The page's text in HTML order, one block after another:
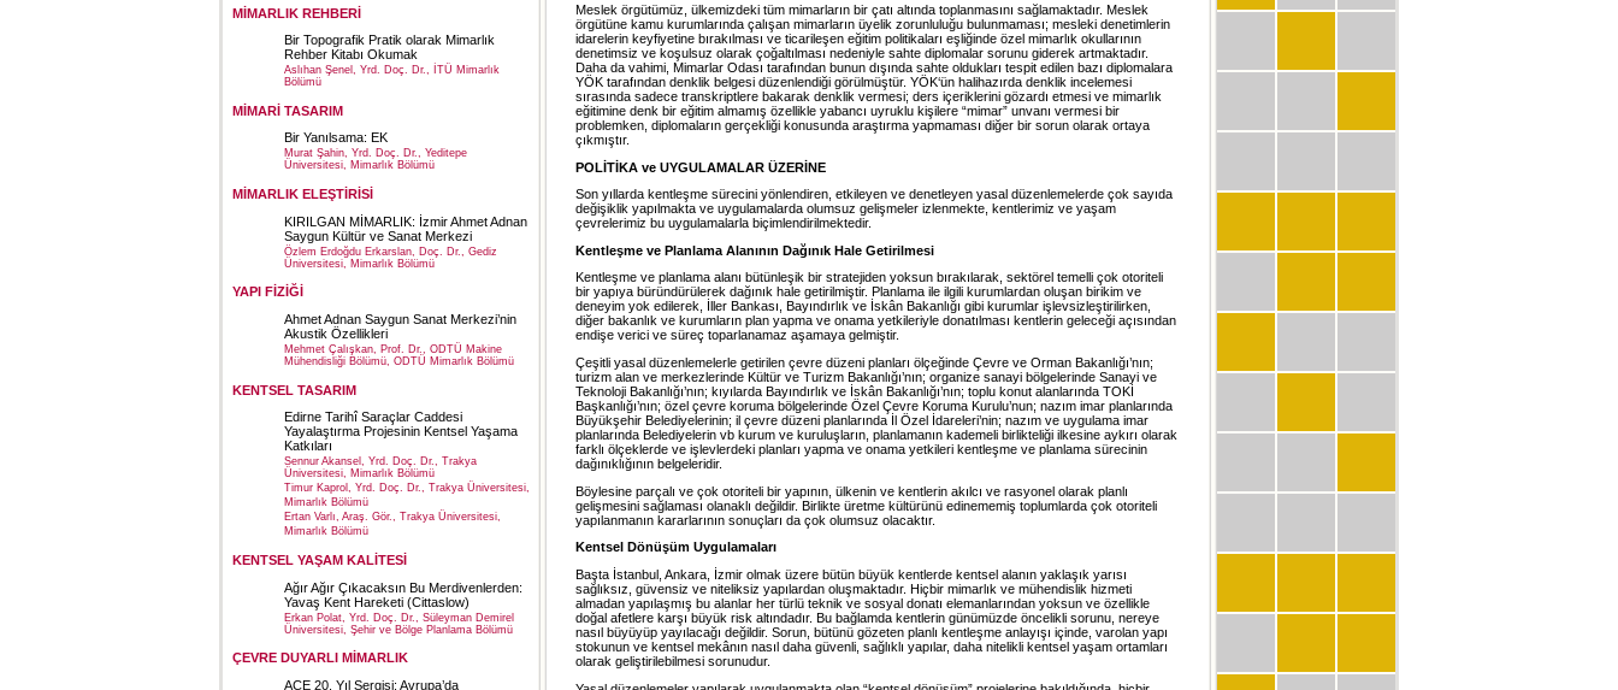
MİMARLIK REHBERİ
Bir Topografik Pratik olarak Mimarlık
Rehber Kitabı Okumak
Aslıhan Şenel, Yrd. Doç. Dr., İTÜ Mimarlık
Bölümü
MİMARİ TASARIM
Bir Yanılsama: EK
Murat Şahin, Yrd. Doç. Dr., Yeditepe
Üniversitesi, Mimarlık Bölümü
MİMARLIK ELEŞTİRİSİ
KIRILGAN MİMARLIK: İzmir Ahmet Adnan
Saygun Kültür ve Sanat Merkezi
Özlem Erdoğdu Erkarslan, Doç. Dr., Gediz
Üniversitesi, Mimarlık Bölümü
YAPI FİZİĞİ
Ahmet Adnan Saygun Sanat Merkezi’nin
Akustik Özellikleri
Mehmet Çalışkan, Prof. Dr., ODTÜ Makine
Mühendisliği Bölümü, ODTÜ Mimarlık Bölümü
KENTSEL TASARIM
Edirne Tarihî Saraçlar Caddesi
Yayalaştırma Projesinin Kentsel Yaşama
Katkıları
Sennur Akansel, Yrd. Doç. Dr., Trakya
Üniversitesi, Mimarlık Bölümü
Timur Kaprol, Yrd. Doç. Dr., Trakya Üniversitesi,
Mimarlık Bölümü
Ertan Varlı, Araş. Gör., Trakya Üniversitesi,
Mimarlık Bölümü
KENTSEL YAŞAM KALİTESİ
Ağır Ağır Çıkacaksın Bu Merdivenlerden:
Yavaş Kent Hareketi (Cittaslow)
Erkan Polat, Yrd. Doç. Dr., Süleyman Demirel
Üniversitesi, Şehir ve Bölge Planlama Bölümü
ÇEVRE DUYARLI MİMARLIK
ACE 20. Yıl Sergisi: Avrupa’da
Meslek örgütümüz, ülkemizdeki tüm mimarların bir çatı altında toplanmasını sağlamaktadır. Meslek
örgütüne kamu kurumlarında çalışan mimarların üyelik zorunluluğu bulunmaması; mesleki denetimlerin
idarelerin keyfiyetine bırakılması ve ticarileşen eğitim politikaları eşliğinde özel mimarlık okullarının
denetimsiz ve koşulsuz olarak çoğaltılması nedeniyle sahte diplomalar sorunu giderek artmaktadır.
Daha da vahimi, Mimarlar Odası tarafından bunun dışında sahte oldukları tespit edilen bazı diplomalara
YÖK tarafından denklik belgesi düzenlendiği görülmüştür. YÖK‘ün halihazırda denklik incelemesi
sırasında sadece transkriptlere bakarak denklik vermesi; ders içeriklerini gözardı etmesi ve mimarlık
eğitimine denk bir eğitim almamış özellikle yabancı uyruklu kişilere “mimar” unvanı vermesi bir
problemken, diplomaların gerçekliği konusunda araştırma yapmaması diğer bir sorun olarak ortaya
çıkmıştır.
POLİTİKA ve UYGULAMALAR ÜZERİNE
Son yıllarda kentleşme sürecini yönlendiren, etkileyen ve denetleyen yasal düzenlemelerde çok sayıda
değişiklik yapılmakta ve uygulamalarda olumsuz gelişmeler izlenmekte, kentlerimiz ve yaşam
çevrelerimiz bu uygulamalarla biçimlendirilmektedir.
Kentleşme ve Planlama Alanının Dağınık Hale Getirilmesi
Kentleşme ve planlama alanı bütünleşik bir stratejiden yoksun bırakılarak, sektörel temelli çok otoriteli
bir yapıya büründürülerek dağınık hale getirilmiştir. Planlama ile ilgili kurumlardan oluşan birikim ve
deneyim yok edilerek, İller Bankası, Bayındırlık ve İskân Bakanlığı gibi kurumlar işlevsizleştirilirken,
diğer bakanlık ve kurumların plan yapma ve onama yetkileriyle donatılması kentlerin geleceği açısından
endişe verici ve süreç toparlanamaz aşamaya gelmiştir.
Çeşitli yasal düzenlemelerle getirilen çevre düzeni planları ölçeğinde Çevre ve Orman Bakanlığı’nın;
turizm alan ve merkezlerinde Kültür ve Turizm Bakanlığı’nın; organize sanayi bölgelerinde Sanayi ve
Teknoloji Bakanlığı’nın; kıyılarda Bayındırlık ve İskân Bakanlığı’nın; toplu konut alanlarında TOKİ
Başkanlığı’nın; özel çevre koruma bölgelerinde Özel Çevre Koruma Kurulu’nun; nazım imar planlarında
Büyükşehir Belediyelerinin; il çevre düzeni planlarında İl Özel İdareleri’nin; nazım ve uygulama imar
planlarında Belediyelerin vb kurum ve kuruluşların, planlamanın kademeli birlikteliği ilkesine aykırı olarak
farklı ölçeklerde ve işlevlerdeki planları yapma ve onama yetkileri kentleşme ve planlama sürecinin
dağınıklığının belgeleridir.
Böylesine parçalı ve çok otoriteli bir yapının, ülkenin ve kentlerin akılcı ve rasyonel olarak planlı
gelişmesini sağlaması olanaklı değildir. Birlikte üretme kültürünü edinememiş toplumlarda çok otoriteli
yapılanmanın kararlarının sonuçları da çok olumsuz olacaktır.
Kentsel Dönüşüm Uygulamaları
Başta İstanbul, Ankara, İzmir olmak üzere bütün büyük kentlerde kentsel alanın yaklaşık yarısı
sağlıksız, güvensiz ve niteliksiz yapılardan oluşmaktadır. Hiçbir mimarlık ve mühendislik hizmeti
almadan yapılaşmış bu alanlar her türlü teknik ve sosyal donatı elemanlarından yoksun ve özellikle
doğal afetlere karşı büyük risk altındadır. Bu bağlamda kentlerin günümüzde öncelikli sorunu, nereye
nasıl büyüyüp yayılacağı değildir. Sorun, bütünü gözeten planlı kentleşme anlayışı içinde, varolan yapı
stokunun ve kentsel mekânın nasıl daha güvenli, sağlıklı yapılar, daha nitelikli kentsel yaşam ortamları
olarak geliştirilebilmesi sorunudur.